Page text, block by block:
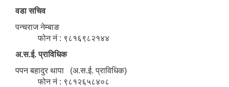
वडा सचिव
पन्चराज नेम्बाङ
फोन नं : ९८१६९८२१४४
अ.स.ई. प्राविधिक
पपन बहादुर थापा (अ.स.ई. प्राविधिक)
फोन नं : ९८१२६५८४०८